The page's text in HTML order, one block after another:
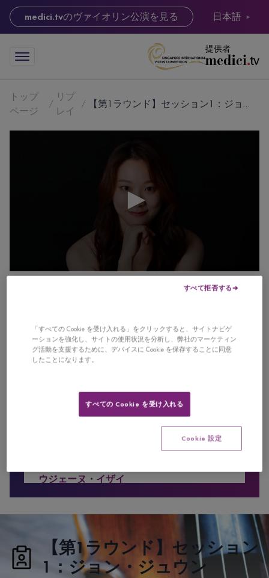
medici.tvのヴァイオリン公演を見る 日本語
提供者
トップ
ページ
リプ
レイ
【第1ラウンド】セッション1：ジョン・ジュウン
0
【第1ラウンド】セッション1：ジョ
ン・ジュウン
無伴奏ヴァイオリンソナタ 第2番 イ短調 BWV 1003
ウジェーヌ・イザイ
無伴奏ヴァイオリンソナタ 作品27 第6番
【第1ラウンド】セッション
1：ジョン・ジュウン
「すべての Cookie を受け入れる」をクリックすると、サイトナビゲ
ーションを強化し、サイトの使用状況を分析し、弊社のマーケティン
グ活動を支援するために、デバイスに Cookie を保存することに同意
したことになります。
すべて拒否する
すべての Cookie を受け入れる
Cookie 設定